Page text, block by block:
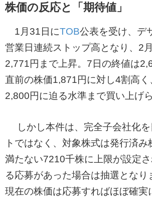
株価の反応と「期待値」
1月31日にTOB公表を受け、デ
営業日連続ストップ高となり、2
2,771円まで上昇。7日の終値は
直前の株価1,871円に対し4割高く
2,800円に迫る水準まで買い上げ
しかし本件は、完全子会社化を
トではなく、対象株式は発行済み
満たない7210千株に上限が設定さ
る応募があった場合は抽選となり
現在の株価は応募すればほぼ確実